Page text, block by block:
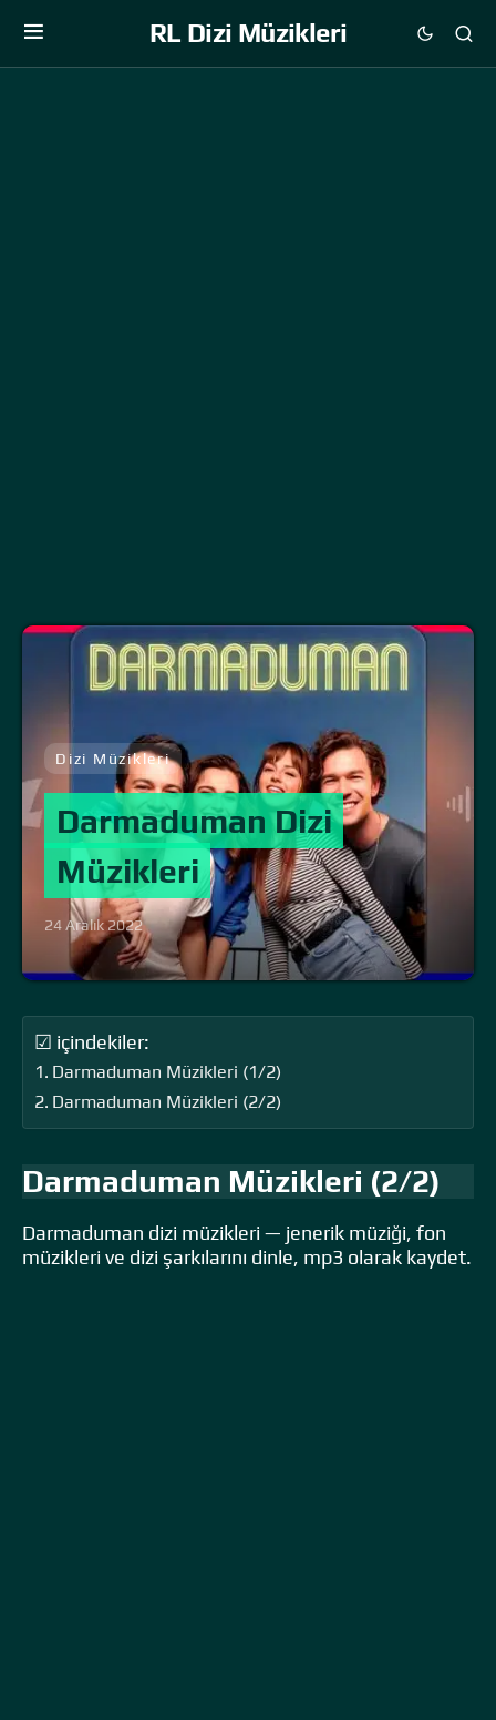
RL Dizi Müzikleri
Dizi Müzikleri
Darmaduman Dizi
Müzikleri
24 Aralık 2022
☑ içindekiler:
Darmaduman Müzikleri (1/2)
Darmaduman Müzikleri (2/2)
Darmaduman Müzikleri (2/2)
Darmaduman dizi müzikleri — jenerik müziği, fon
müzikleri ve dizi şarkılarını dinle, mp3 olarak kaydet.